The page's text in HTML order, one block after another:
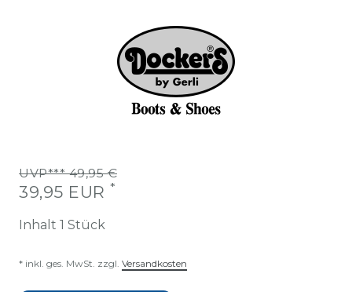
UVP*** 49,95 €
39,95 EUR *
Inhalt 1 Stück
* inkl. ges. MwSt. zzgl. Versandkosten